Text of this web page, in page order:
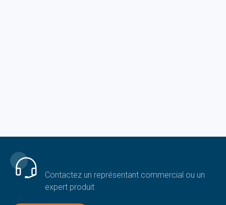
Contactez un représentant commercial ou un
expert produit